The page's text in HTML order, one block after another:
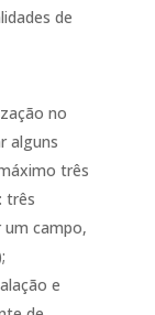
de
no
alguns
três
três
campo,
e